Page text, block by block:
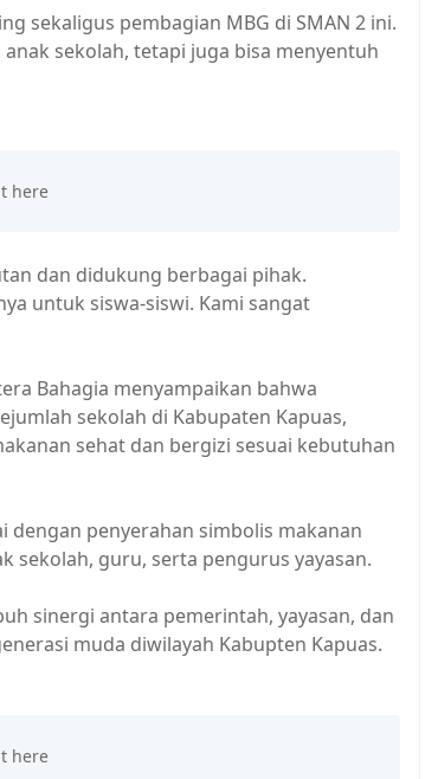
sekaligus pembagian MBG di SMAN 2 ini.
sekolah, tetapi juga bisa menyentuh
dan didukung berbagai pihak.
untuk siswa-siswi. Kami sangat
Bahagia menyampaikan bahwa
sekolah di Kabupaten Kapuas,
sehat dan bergizi sesuai kebutuhan
dengan penyerahan simbolis makanan
sekolah, guru, serta pengurus yayasan.
sinergi antara pemerintah, yayasan, dan
muda diwilayah Kabupten Kapuas.